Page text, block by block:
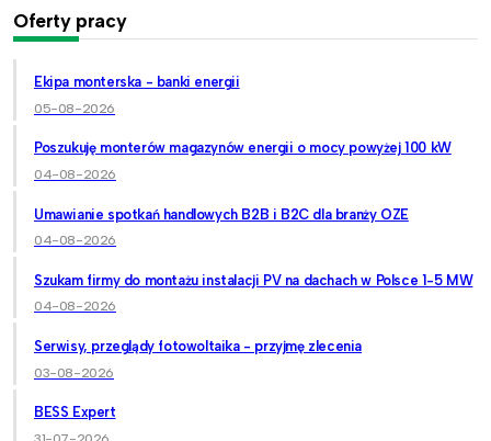
Oferty pracy
Ekipa monterska - banki energii
05-08-2026
Poszukuję monterów magazynów energii o mocy powyżej 100 kW
04-08-2026
Umawianie spotkań handlowych B2B i B2C dla branży OZE
04-08-2026
Szukam firmy do montażu instalacji PV na dachach w Polsce 1-5 MW
04-08-2026
Serwisy, przeglądy fotowoltaika - przyjmę zlecenia
03-08-2026
BESS Expert